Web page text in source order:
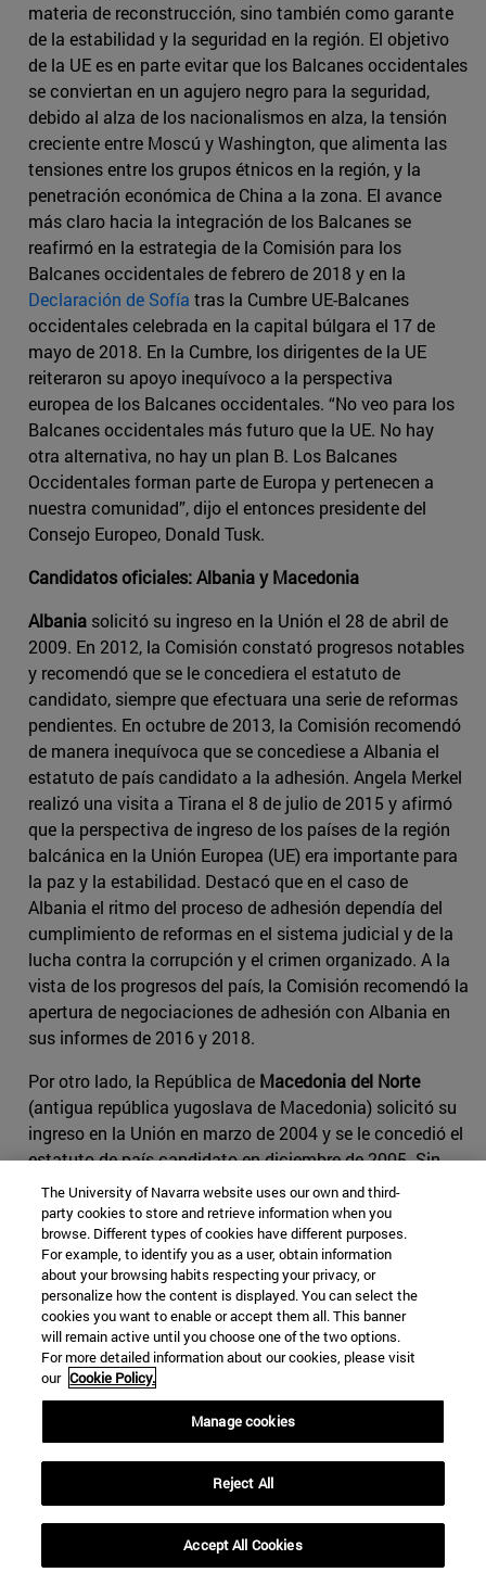
materia de reconstrucción, sino también como garante
de la estabilidad y la seguridad en la región. El objetivo
de la UE es en parte evitar que los Balcanes occidentales
se conviertan en un agujero negro para la seguridad,
debido al alza de los nacionalismos en alza, la tensión
creciente entre Moscú y Washington, que alimenta las
tensiones entre los grupos étnicos en la región, y la
penetración económica de China a la zona. El avance
más claro hacia la integración de los Balcanes se
reafirmó en la estrategia de la Comisión para los
Balcanes occidentales de febrero de 2018 y en la
Declaración de Sofía tras la Cumbre UE-Balcanes
occidentales celebrada en la capital búlgara el 17 de
mayo de 2018. En la Cumbre, los dirigentes de la UE
reiteraron su apoyo inequívoco a la perspectiva
europea de los Balcanes occidentales. “No veo para los
Balcanes occidentales más futuro que la UE. No hay
otra alternativa, no hay un plan B. Los Balcanes
Occidentales forman parte de Europa y pertenecen a
nuestra comunidad”, dijo el entonces presidente del
Consejo Europeo, Donald Tusk.
Candidatos oficiales: Albania y Macedonia
Albania solicitó su ingreso en la Unión el 28 de abril de
2009. En 2012, la Comisión constató progresos notables
y recomendó que se le concediera el estatuto de
candidato, siempre que efectuara una serie de reformas
pendientes. En octubre de 2013, la Comisión recomendó
de manera inequívoca que se concediese a Albania el
estatuto de país candidato a la adhesión. Angela Merkel
realizó una visita a Tirana el 8 de julio de 2015 y afirmó
que la perspectiva de ingreso de los países de la región
balcánica en la Unión Europea (UE) era importante para
la paz y la estabilidad. Destacó que en el caso de
Albania el ritmo del proceso de adhesión dependía del
cumplimiento de reformas en el sistema judicial y de la
lucha contra la corrupción y el crimen organizado. A la
vista de los progresos del país, la Comisión recomendó la
apertura de negociaciones de adhesión con Albania en
sus informes de 2016 y 2018.
Por otro lado, la República de Macedonia del Norte
(antigua república yugoslava de Macedonia) solicitó su
ingreso en la Unión en marzo de 2004 y se le concedió el
estatuto de país candidato en diciembre de 2005. Sin
embargo, el país no inició las negociaciones de adhesión
por el litigio con Grecia sobre la utilización del nombre
“Macedonia”. Cuando se resolvió satisfactoriamente
mediante el Acuerdo de Prespacon el nuevo nombre del
país –Macedonia del Norte–, el Consejo acordó la
posibilidad de abrir las negociaciones de adhesión con
este país en junio de 2019, suponiendo que se
cumplieran las condiciones necesarias.
Candidatos potenciales: Bosnia y Herzegovina y Kosovo
Pese a que negoció y firmó en 2008 un
Estabilización y Asociacióncon la Unión, la entrada en
vigor de este acuerdo quedó en suspenso principalmente
debido a que el país no había ejecutado una sentencia
The University of Navarra website uses our own and third-
party cookies to store and retrieve information when you
browse. Different types of cookies have different purposes.
For example, to identify you as a user, obtain information
about your browsing habits respecting your privacy, or
personalize how the content is displayed. You can select the
cookies you want to enable or accept them all. This banner
will remain active until you choose one of the two options.
For more detailed information about our cookies, please visit
our Cookie Policy.
Manage cookies
Reject All
Accept All Cookies